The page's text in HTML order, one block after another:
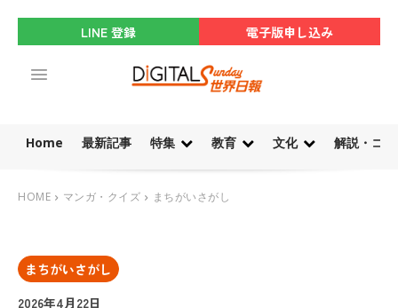
LINE 登録 電子版申し込み
Home 最新記事 特集 教育 文化 解説・コ
HOME マンガ・クイズ まちがいさがし
まちがいさがし
2026年4月22日